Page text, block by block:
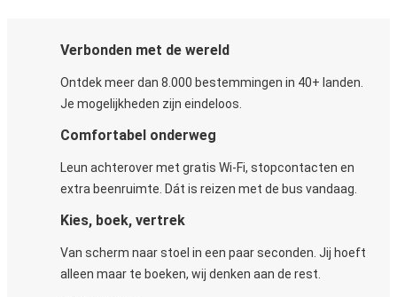
Verbonden met de wereld
Ontdek meer dan 8.000 bestemmingen in 40+ landen.
Je mogelijkheden zijn eindeloos.
Comfortabel onderweg
Leun achterover met gratis Wi-Fi, stopcontacten en
extra beenruimte. Dát is reizen met de bus vandaag.
Kies, boek, vertrek
Van scherm naar stoel in een paar seconden. Jij hoeft
alleen maar te boeken, wij denken aan de rest.